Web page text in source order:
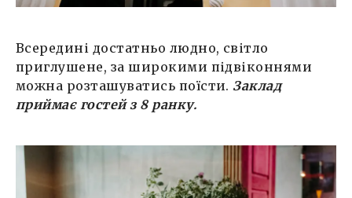
Всередині достатньо людно, світло
приглушене, за широкими підвіконнями
можна розташуватись поїсти. Заклад
приймає гостей з 8 ранку.